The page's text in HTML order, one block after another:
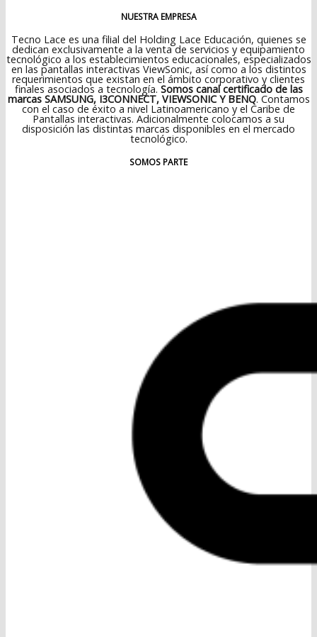
NUESTRA EMPRESA
Tecno Lace es una filial del Holding Lace Educación, quienes se
dedican exclusivamente a la venta de servicios y equipamiento
tecnológico a los establecimientos educacionales, especializados
en las pantallas interactivas ViewSonic, así como a los distintos
requerimientos que existan en el ámbito corporativo y clientes
finales asociados a tecnología. Somos canal certificado de las
marcas SAMSUNG, I3CONNECT, VIEWSONIC Y BENQ. Contamos
con el caso de éxito a nivel Latinoamericano y el Caribe de
Pantallas interactivas. Adicionalmente colocamos a su
disposición las distintas marcas disponibles en el mercado
tecnológico.
SOMOS PARTE